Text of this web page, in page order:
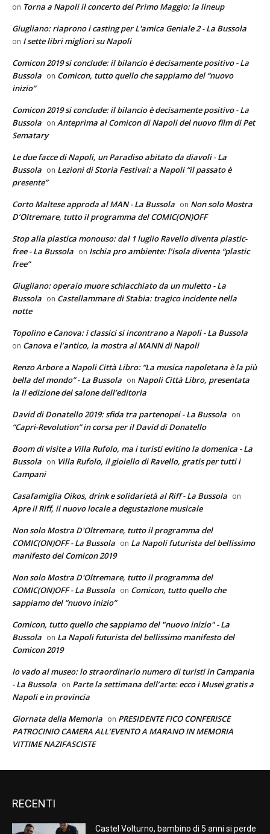
on Torna a Napoli il concerto del Primo Maggio: la lineup
Giugliano: riaprono i casting per L'amica Geniale 2 - La Bussola
on I sette libri migliori su Napoli
Comicon 2019 si conclude: il bilancio è decisamente positivo - La
Bussola on Comicon, tutto quello che sappiamo del “nuovo
inizio”
Comicon 2019 si conclude: il bilancio è decisamente positivo - La
Bussola on Anteprima al Comicon di Napoli del nuovo film di Pet
Sematary
Le due facce di Napoli, un Paradiso abitato da diavoli - La
Bussola on Lezioni di Storia Festival: a Napoli “il passato è
presente”
Corto Maltese approda al MAN - La Bussola on Non solo Mostra
D’Oltremare, tutto il programma del COMIC(ON)OFF
Stop alla plastica monouso: dal 1 luglio Ravello diventa plastic-
free - La Bussola on Ischia pro ambiente: l’isola diventa “plastic
free”
Giugliano: operaio muore schiacchiato da un muletto - La
Bussola on Castellammare di Stabia: tragico incidente nella
notte
Topolino e Canova: i classici si incontrano a Napoli - La Bussola
on Canova e l’antico, la mostra al MANN di Napoli
Renzo Arbore a Napoli Città Libro: “La musica napoletana è la più
bella del mondo” - La Bussola on Napoli Città Libro, presentata
la II edizione del salone dell’editoria
David di Donatello 2019: sfida tra partenopei - La Bussola on
“Capri-Revolution” in corsa per il David di Donatello
Boom di visite a Villa Rufolo, ma i turisti evitino la domenica - La
Bussola on Villa Rufolo, il gioiello di Ravello, gratis per tutti i
Campani
Casafamiglia Oikos, drink e solidarietà al Riff - La Bussola on
Apre il Riff, il nuovo locale a degustazione musicale
Non solo Mostra D'Oltremare, tutto il programma del
COMIC(ON)OFF - La Bussola on La Napoli futurista del bellissimo
manifesto del Comicon 2019
Non solo Mostra D'Oltremare, tutto il programma del
COMIC(ON)OFF - La Bussola on Comicon, tutto quello che
sappiamo del “nuovo inizio”
Comicon, tutto quello che sappiamo del "nuovo inizio" - La
Bussola on La Napoli futurista del bellissimo manifesto del
Comicon 2019
Io vado al museo: lo straordinario numero di turisti in Campania
- La Bussola on Parte la settimana dell’arte: ecco i Musei gratis a
Napoli e in provincia
Giornata della Memoria on PRESIDENTE FICO CONFERISCE
PATROCINIO CAMERA ALL’EVENTO A MARANO IN MEMORIA
VITTIME NAZIFASCISTE
RECENTI
Castel Volturno, bambino di 5 anni si perde